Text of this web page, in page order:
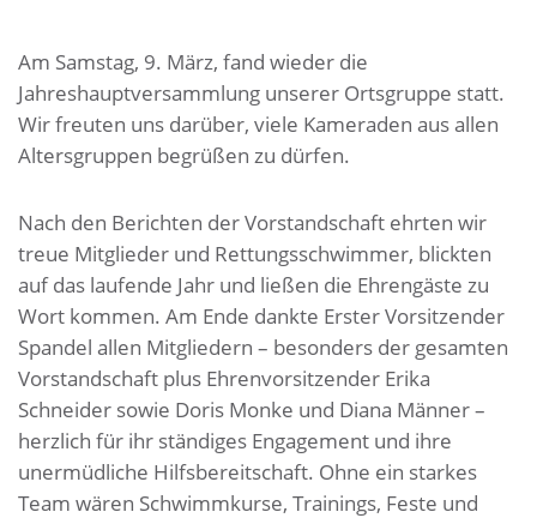
Am Samstag, 9. März, fand wieder die
Jahreshauptversammlung unserer Ortsgruppe statt.
Wir freuten uns darüber, viele Kameraden aus allen
Altersgruppen begrüßen zu dürfen.
Nach den Berichten der Vorstandschaft ehrten wir
treue Mitglieder und Rettungsschwimmer, blickten
auf das laufende Jahr und ließen die Ehrengäste zu
Wort kommen. Am Ende dankte Erster Vorsitzender
Spandel allen Mitgliedern – besonders der gesamten
Vorstandschaft plus Ehrenvorsitzender Erika
Schneider sowie Doris Monke und Diana Männer –
herzlich für ihr ständiges Engagement und ihre
unermüdliche Hilfsbereitschaft. Ohne ein starkes
Team wären Schwimmkurse, Trainings, Feste und